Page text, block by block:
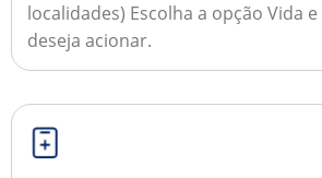
localidades) Escolha a opção Vida
deseja acionar.